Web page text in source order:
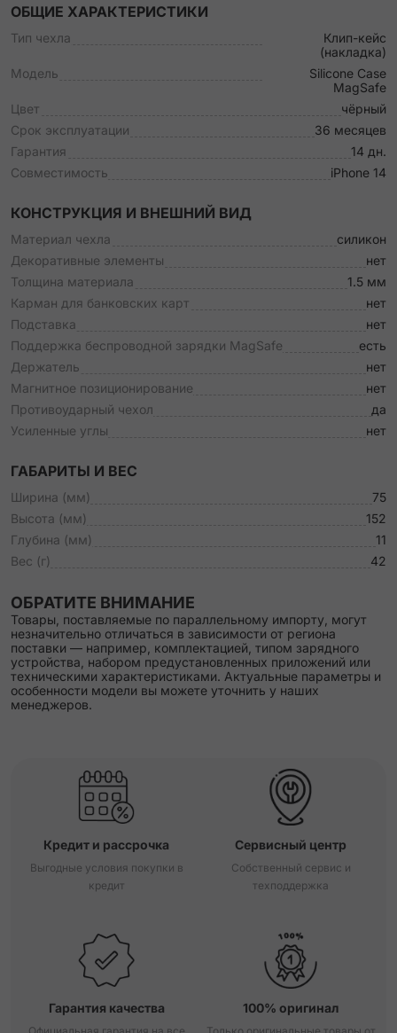
ОБЩИЕ ХАРАКТЕРИСТИКИ
Тип чехла
Клип-кейс
(накладка)
Модель
Silicone Case
MagSafe
Цвет
чёрный
Срок эксплуатации
36 месяцев
Гарантия
14 дн.
Совместимость
iPhone 14
КОНСТРУКЦИЯ И ВНЕШНИЙ ВИД
Материал чехла
силикон
Декоративные элементы
нет
Толщина материала
1.5 мм
Карман для банковских карт
нет
Подставка
нет
Поддержка беспроводной зарядки MagSafe
есть
Держатель
нет
Магнитное позиционирование
нет
Противоударный чехол
да
Усиленные углы
нет
ГАБАРИТЫ И ВЕС
Ширина (мм)
75
Высота (мм)
152
Глубина (мм)
11
Вес (г)
42
ОБРАТИТЕ ВНИМАНИЕ
Товары, поставляемые по параллельному импорту, могут
незначительно отличаться в зависимости от региона
поставки — например, комплектацией, типом зарядного
устройства, набором предустановленных приложений или
техническими характеристиками. Актуальные параметры и
особенности модели вы можете уточнить у наших
менеджеров.
Кредит и рассрочка
Выгодные условия покупки в
кредит
Сервисный центр
Собственный сервис и
техподдержка
Гарантия качества 100% оригинал